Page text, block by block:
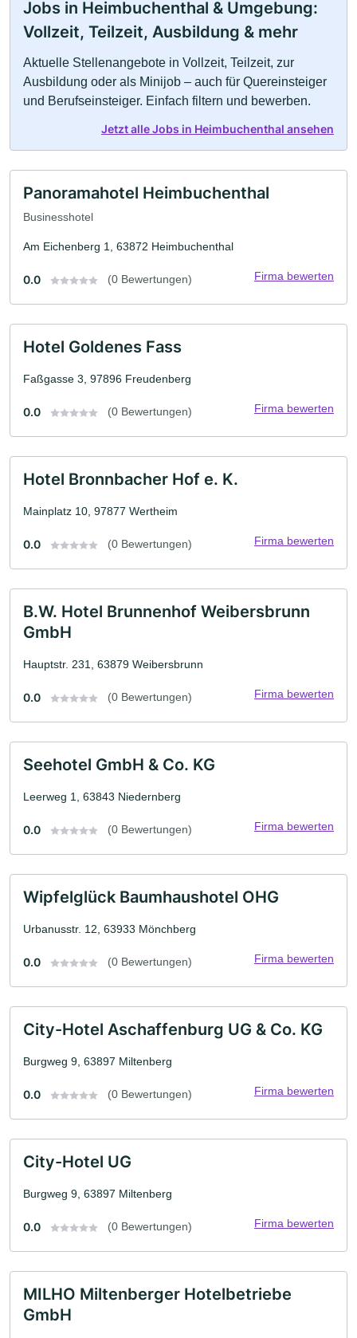
Jobs in Heimbuchenthal & Umgebung:
Vollzeit, Teilzeit, Ausbildung & mehr
Aktuelle Stellenangebote in Vollzeit, Teilzeit, zur
Ausbildung oder als Minijob – auch für Quereinsteiger
und Berufseinsteiger. Einfach filtern und bewerben.
Jetzt alle Jobs in Heimbuchenthal ansehen
Panoramahotel Heimbuchenthal
Businesshotel
Am Eichenberg 1, 63872 Heimbuchenthal
0.0 (0 Bewertungen) Firma bewerten
Hotel Goldenes Fass
Faßgasse 3, 97896 Freudenberg
0.0 (0 Bewertungen) Firma bewerten
Hotel Bronnbacher Hof e. K.
Mainplatz 10, 97877 Wertheim
0.0 (0 Bewertungen) Firma bewerten
B.W. Hotel Brunnenhof Weibersbrunn
GmbH
Hauptstr. 231, 63879 Weibersbrunn
0.0 (0 Bewertungen) Firma bewerten
Seehotel GmbH & Co. KG
Leerweg 1, 63843 Niedernberg
0.0 (0 Bewertungen) Firma bewerten
Wipfelglück Baumhaushotel OHG
Urbanusstr. 12, 63933 Mönchberg
0.0 (0 Bewertungen) Firma bewerten
City-Hotel Aschaffenburg UG & Co. KG
Burgweg 9, 63897 Miltenberg
0.0 (0 Bewertungen) Firma bewerten
City-Hotel UG
Burgweg 9, 63897 Miltenberg
0.0 (0 Bewertungen) Firma bewerten
MILHO Miltenberger Hotelbetriebe
GmbH